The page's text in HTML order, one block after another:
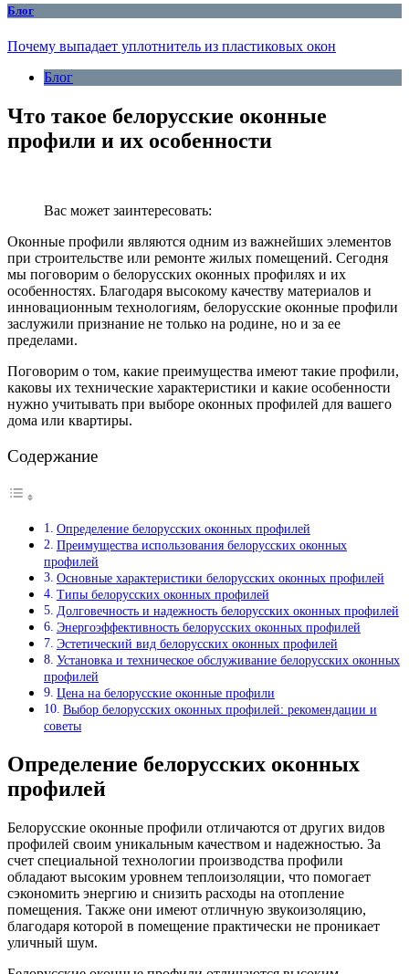
Блог
Почему выпадает уплотнитель из пластиковых окон
Блог
Что такое белорусские оконные
профили и их особенности
Вас может заинтересовать:
Оконные профили являются одним из важнейших элементов
при строительстве или ремонте жилых помещений. Сегодня
мы поговорим о белорусских оконных профилях и их
особенностях. Благодаря высокому качеству материалов и
инновационным технологиям, белорусские оконные профили
заслужили признание не только на родине, но и за ее
пределами.
Поговорим о том, какие преимущества имеют такие профили,
каковы их технические характеристики и какие особенности
нужно учитывать при выборе оконных профилей для вашего
дома или квартиры.
Содержание
Определение белорусских оконных профилей
Преимущества использования белорусских оконных
профилей
Основные характеристики белорусских оконных профилей
Типы белорусских оконных профилей
Долговечность и надежность белорусских оконных профилей
Энергоэффективность белорусских оконных профилей
Эстетический вид белорусских оконных профилей
Установка и техническое обслуживание белорусских оконных
профилей
Цена на белорусские оконные профили
Выбор белорусских оконных профилей: рекомендации и
советы
Определение белорусских оконных
профилей
Белорусские оконные профили отличаются от других видов
профилей своим уникальным качеством и надежностью. За
счет специальной технологии производства профили
обладают высоким уровнем теплоизоляции, что помогает
сэкономить энергию и снизить расходы на отопление
помещения. Также они имеют отличную звукоизоляцию,
благодаря которой в помещение практически не проникает
уличный шум.